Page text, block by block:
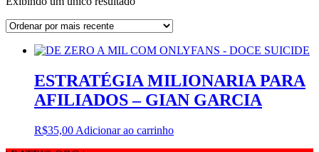
ESTRATÉGIA MILIONARIA PARA
AFILIADOS – GIAN GARCIA
R$35,00 Adicionar ao carrinho